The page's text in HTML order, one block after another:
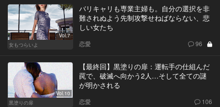
Vol.7
女もつらいよ
バリキャリも専業主婦も。自分の選択を非
難されぬよう先制攻撃せねばならない、悲
しい女たち
恋愛 96
Vol.10
黒塗りの扉
【最終回】黒塗りの扉：運転手の仕組んだ
罠で、破滅へ向かう2人…そして全ての謎
が明かされる
恋愛 106